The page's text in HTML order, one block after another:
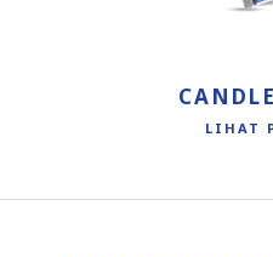
LIHAT